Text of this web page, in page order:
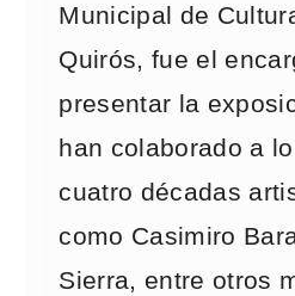
Municipal de
Quirós, fue el
presentar la
han colaborado a
cuatro décadas
como Casimiro
Sierra, entre otros